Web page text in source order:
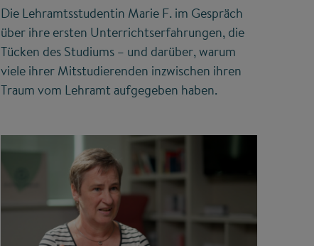
Die Lehramtsstudentin Marie F. im Gespräch
über ihre ersten Unterrichtserfahrungen, die
Tücken des Studiums – und darüber, warum
viele ihrer Mitstudierenden inzwischen ihren
Traum vom Lehramt aufgegeben haben.